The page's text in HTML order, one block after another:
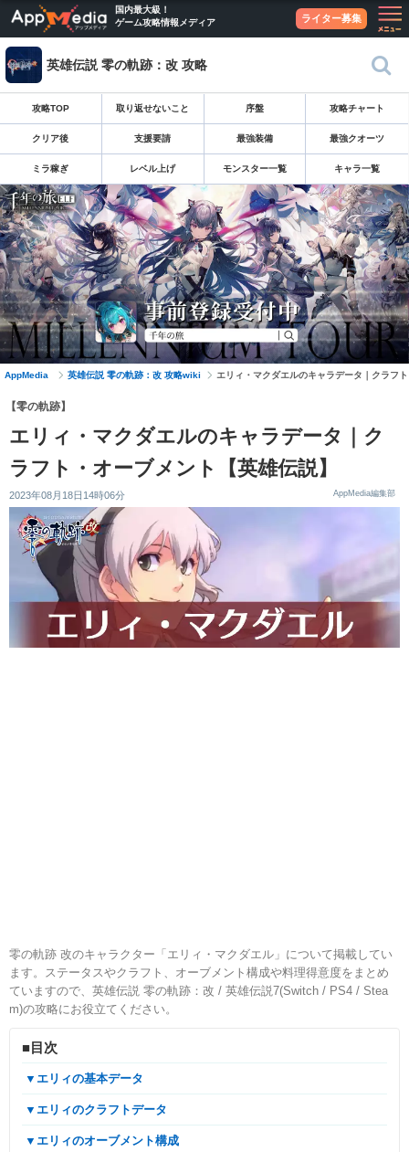
国内最大級！
ゲーム攻略情報メディア
ライター募集
英雄伝説 零の軌跡：改 攻略
攻略TOP 取り返せないこと 序盤 攻略チャート
クリア後 支援要請 最強装備 最強クオーツ
ミラ稼ぎ レベル上げ モンスター一覧 キャラ一覧
AppMedia 英雄伝説 零の軌跡：改 攻略wiki エリィ・マクダエルのキャラデータ｜クラフ
【零の軌跡】
エリィ・マクダエルのキャラデータ｜ク
ラフト・オーブメント【英雄伝説】
2023年08月18日14時06分 AppMedia編集部
零の軌跡 改のキャラクター「エリィ・マクダエル」について掲載してい
ます。ステータスやクラフト、オーブメント構成や料理得意度をまとめ
ていますので、英雄伝説 零の軌跡：改 / 英雄伝説7(Switch / PS4 / Stea
m)の攻略にお役立てください。
■目次
▼エリィの基本データ
▼エリィのクラフトデータ
▼エリィのオーブメント構成